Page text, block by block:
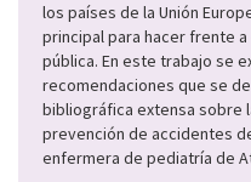
los países de la Unión
principal para hacer frente
pública. En este trabajo se
recomendaciones que se
bibliográfica extensa sobre
prevención de accidentes
enfermera de pediatría de